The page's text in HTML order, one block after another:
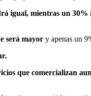
igual, mientras un 30%
será mayor y apenas un
que comercializan